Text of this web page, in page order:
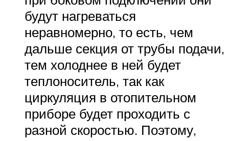
будут нагреваться
неравномерно, то есть, чем
дальше секция от трубы подачи,
тем холоднее в ней будет
теплоноситель, так как
циркуляция в отопительном
приборе будет проходить с
разной скоростью. Поэтому,